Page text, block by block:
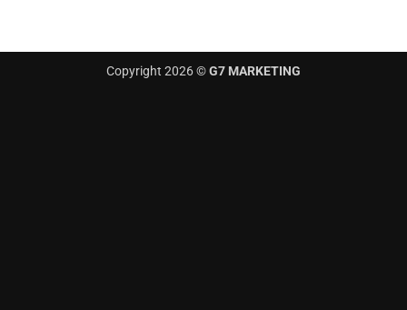
Copyright 2026 ©G7 MARKETING